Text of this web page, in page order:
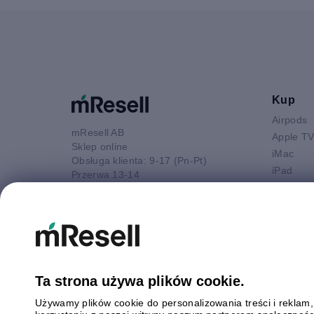
mResell AB
Sklep online
Obsługa klienta: 9-17 (Pn-Pt)
Przerwa 13-14
kontakt@mresell.pl
Kup
Airpods
Apple TV
iMac
iPad
Watch
Ta strona używa plików cookie.
Używamy plików cookie do personalizowania treści i